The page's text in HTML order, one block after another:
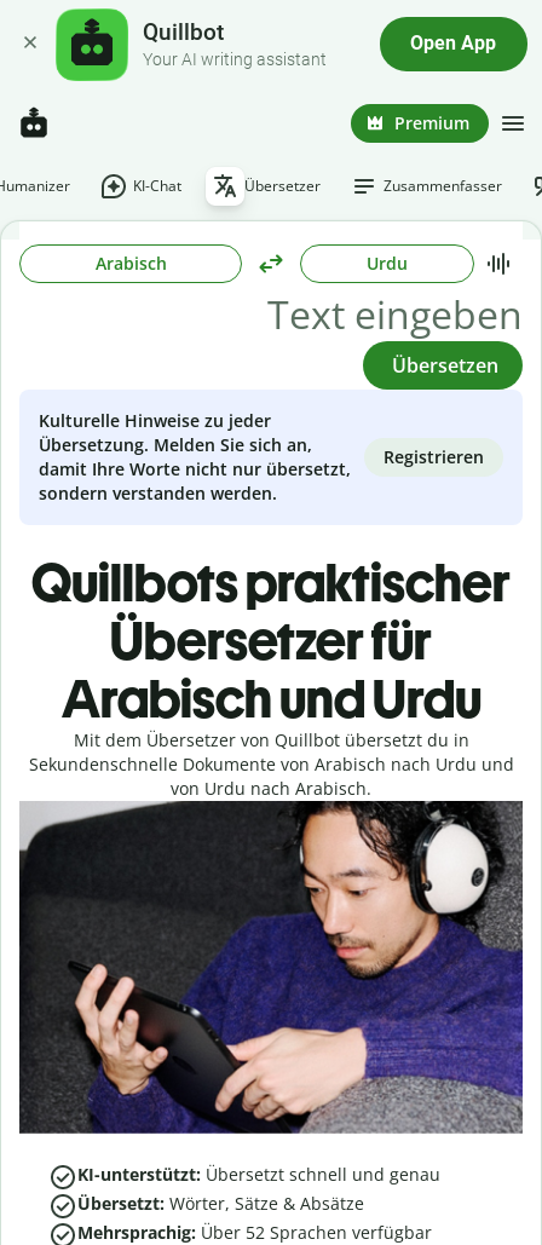
Quillbot
Your AI writing assistant
Open App
Premium
KI-Chat Übersetzer Zusammenfasser
Arabisch Urdu
Übersetzen
Kulturelle Hinweise zu jeder
Übersetzung. Melden Sie sich an,
damit Ihre Worte nicht nur übersetzt,
sondern verstanden werden.
Registrieren
Quillbots praktischer
Übersetzer für
Arabisch und Urdu
Mit dem Übersetzer von Quillbot übersetzt du in
Sekundenschnelle Dokumente von Arabisch nach Urdu und
von Urdu nach Arabisch.
KI-unterstützt: Übersetzt schnell und genau
Übersetzt: Wörter, Sätze & Absätze
Mehrsprachig: Über 52 Sprachen verfügbar